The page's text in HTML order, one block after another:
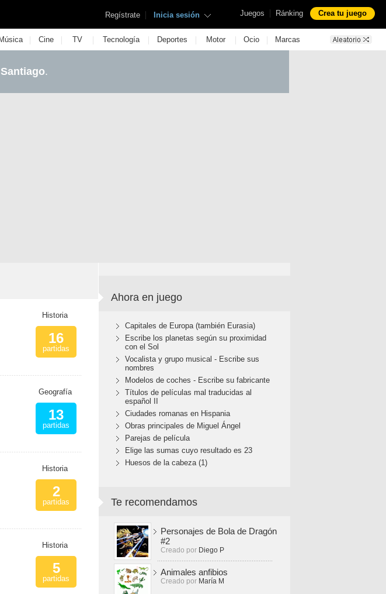
Juegos | Ránking Crea tu juego
Regístrate | Inicia sesión
Música | Cine | TV | Tecnología | Deportes | Motor | Ocio | Marcas
.
Historia
16
partidas
Geografía
13
partidas
Historia
2
partidas
Historia
5
partidas
Ahora en juego
Capitales de Europa (también Eurasia)
Escribe los planetas según su proximidad
con el Sol
Vocalista y grupo musical - Escribe sus
nombres
Modelos de coches - Escribe su fabricante
Títulos de películas mal traducidas al
español II
Ciudades romanas en Hispania
Obras principales de Miguel Ángel
Parejas de película
Elige las sumas cuyo resultado es 23
Huesos de la cabeza (1)
Te recomendamos
Personajes de Bola de Dragón
#2
Creado por Diego P
Animales anfibios
Creado por María M